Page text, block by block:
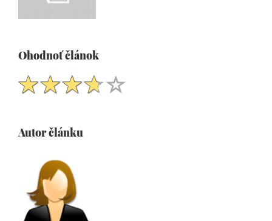
Ohodnoť článok
Autor článku